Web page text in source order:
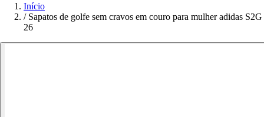
Início
/ Sapatos de golfe sem cravos em couro para mulher adidas S2G
26